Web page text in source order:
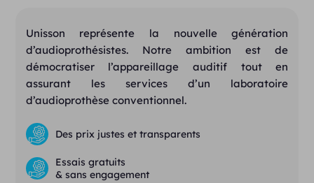
Unisson représente la nouvelle génération
d’audioprothésistes. Notre ambition est de
démocratiser l’appareillage auditif tout en
assurant les services d’un laboratoire
d’audioprothèse conventionnel.
Des prix justes et transparents
Essais gratuits
& sans engagement